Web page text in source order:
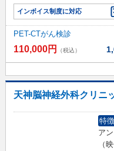
インボイス制度に対応
PET-CTがん検診
110,000円 （税込）
天神脳神経外科クリニ
特徴
ア
（